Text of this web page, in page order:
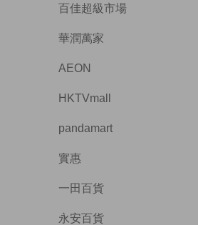
百佳超級市場
華潤萬家
AEON
HKTVmall
pandamart
實惠
一田百貨
永安百貨